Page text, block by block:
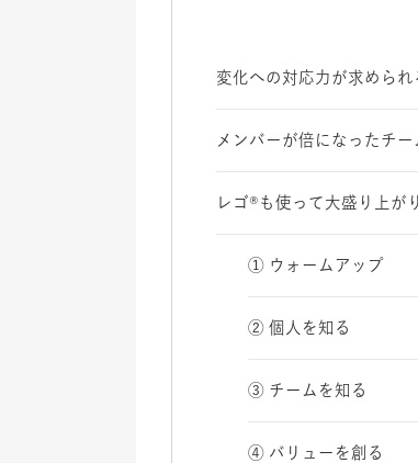
変化への対応力が求めら
メンバーが倍になったチ
レゴ®も使って大盛り上
① ウォームアップ
② 個人を知る
③ チームを知る
④ バリューを創る